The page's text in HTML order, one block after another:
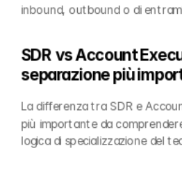
inbound, outbound o di
SDR vs Account
separazione più
La differenza tra SDR e
più importante da
logica di specializzazione del